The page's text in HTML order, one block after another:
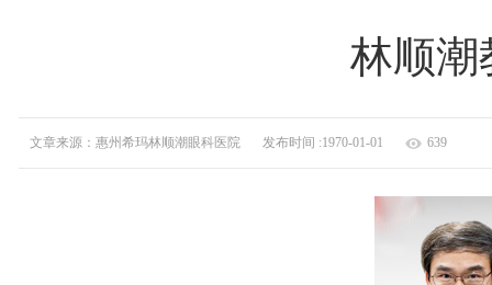
林顺潮
文章来源：惠州希玛林顺潮眼科医院 发布时间 :1970-01-01 639